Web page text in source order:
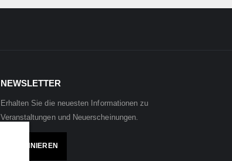
NEWSLETTER
Erhalten Sie die neuesten Informationen zu
Veranstaltungen und Neuerscheinungen.
ABONNIEREN